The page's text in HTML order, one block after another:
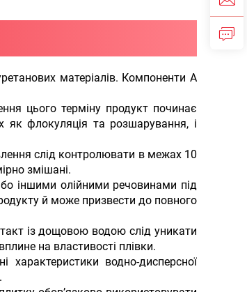
матеріалів. Компоненти А
цього терміну продукт починає
як флокуляція та розшарування, і
слід контролювати в межах 10
змішані.
іншими олійними речовинами під
й може призвести до повного
із дощовою водою слід уникати
на властивості плівки.
водно-дисперсної